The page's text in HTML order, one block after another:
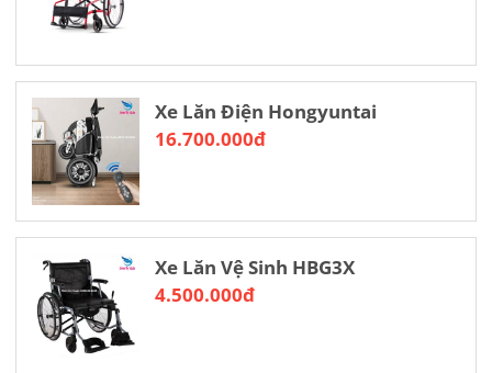
Xe Lăn Điện Hongyuntai
16.700.000đ
Xe Lăn Vệ Sinh HBG3X
4.500.000đ